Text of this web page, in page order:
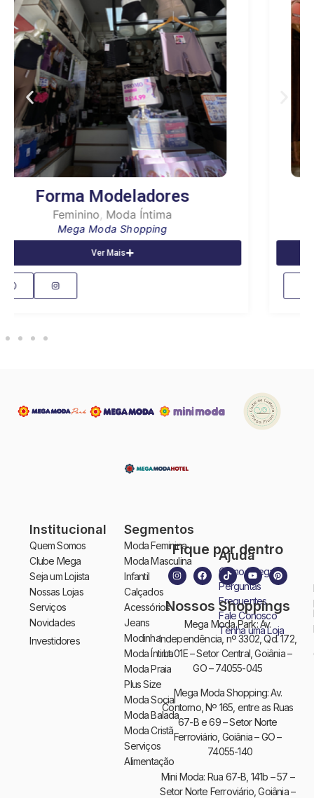
Vanuza Andrade
Feminino
Mega Moda Shopping
Institucional
Quem Somos
Clube Mega
Seja um Lojista
Nossas Lojas
Serviços
Novidades
Investidores
Segmentos
Moda Feminina
Moda Masculina
Infantil
Calçados
Acessórios
Jeans
Modinha
Moda Íntima
Moda Praia
Plus Size
Moda Social
Moda Balada
Moda Cristã
Serviços
Alimentação
Ajuda
Como Chegar
Perguntas
Frequentes
Fale Conosco
Tenha uma Loja
Fique por dentro
Nossos Shoppings
Mega Moda Park: Av.
Independência, nº 3302, Qd. 172,
Lt. 01E – Setor Central, Goiânia –
GO – 74055-045
Mega Moda Shopping: Av.
Contorno, Nº 165, entre as Ruas
67-B e 69 – Setor Norte
Ferroviário, Goiânia – GO –
74055-140
Mini Moda: Rua 67-B, 141b – 57 –
Setor Norte Ferroviário, Goiânia –